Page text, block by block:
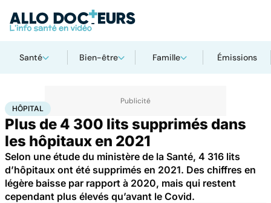
Santé Bien-être Famille Émissions
AccueilSanté Santé publiqueHôpital
HÔPITAL
Plus de 4 300 lits supprimés dans
les hôpitaux en 2021
Selon une étude du ministère de la Santé, 4 316 lits
d’hôpitaux ont été supprimés en 2021. Des chiffres en
légère baisse par rapport à 2020, mais qui restent
cependant plus élevés qu’avant le Covid.